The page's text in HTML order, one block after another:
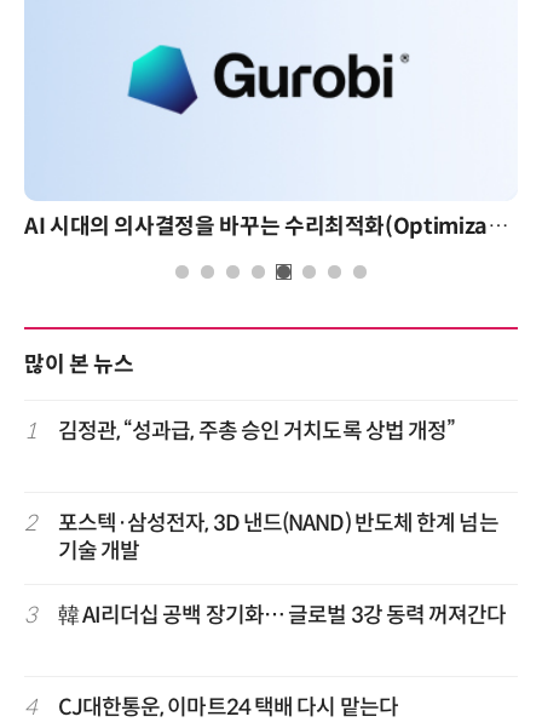
AI 시대의 의사결정을 바꾸는 수리최적화(Optimization): 실제 산업 적용 사례와 활용 전략
많이 본 뉴스
1 김정관, “성과급, 주총 승인 거치도록 상법 개정”
2
포스텍·삼성전자, 3D 낸드(NAND) 반도체 한계 넘는
기술 개발
3 韓 AI리더십 공백 장기화… 글로벌 3강 동력 꺼져간다
4 CJ대한통운, 이마트24 택배 다시 맡는다